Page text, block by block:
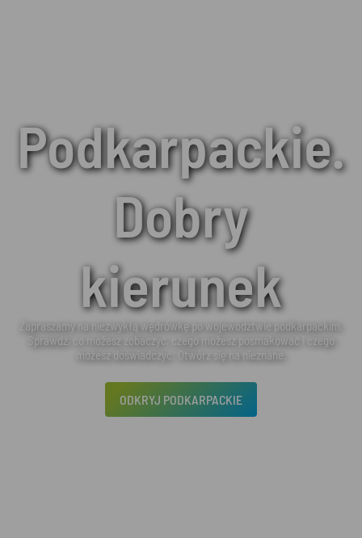
Podkarpackie.
Dobry
kierunek
Zapraszamy na niezwykłą wędrówkę po województwie podkarpackim.
Sprawdź, co możesz zobaczyć, czego możesz posmakować i czego
możesz doświadczyć. Otwórz się na nieznane.
ODKRYJ PODKARPACKIE